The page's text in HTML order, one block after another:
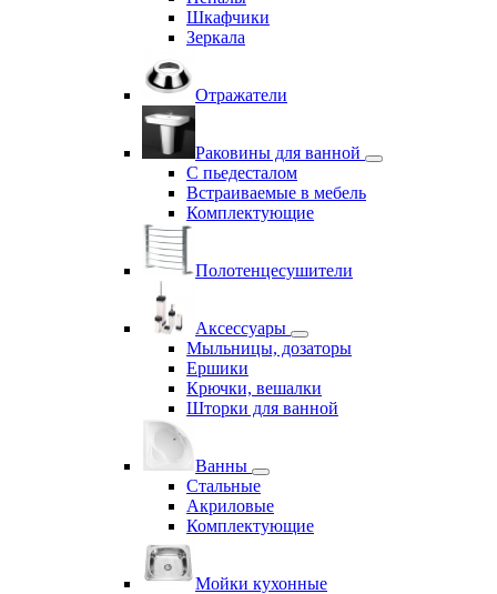
Шкафчики
Зеркала
Отражатели
Раковины для ванной
С пьедесталом
Встраиваемые в мебель
Комплектующие
Полотенцесушители
Аксессуары
Мыльницы, дозаторы
Ершики
Крючки, вешалки
Шторки для ванной
Ванны
Стальные
Акриловые
Комплектующие
Мойки кухонные